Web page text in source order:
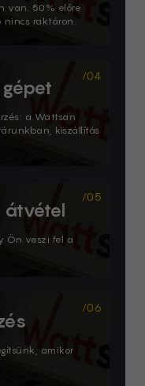
van. 50% előre
raktáron.
a Wattsan
kiszállítás
átvétel
Ön veszi fel a
amikor